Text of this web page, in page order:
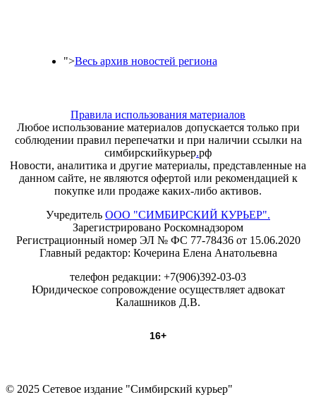
">Весь архив новостей региона
Правила использования материалов
Любое использование материалов допускается только при
соблюдении правил перепечатки и при наличии ссылки на
симбирскийкурьер.рф
Новости, аналитика и другие материалы, представленные на
данном сайте, не являются офертой или рекомендацией к
покупке или продаже каких-либо активов.
Учредитель ООО "СИМБИРСКИЙ КУРЬЕР".
Зарегистрировано Роскомнадзором
Регистрационный номер ЭЛ № ФС 77-78436 от 15.06.2020
Главный редактор: Кочерина Елена Анатольевна
телефон редакции: +7(906)392-03-03
Юридическое сопровождение осуществляет адвокат
Калашников Д.В.
16+
© 2025 Сетевое издание "Симбирский курьер"